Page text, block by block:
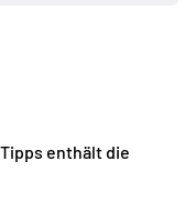
enthält die